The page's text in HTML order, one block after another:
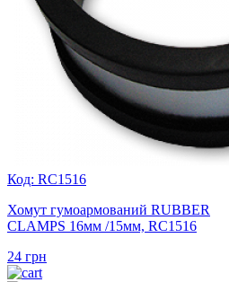
Код: RC1516
Хомут гумоармований RUBBER
CLAMPS 16мм /15мм, RC1516
24 грн